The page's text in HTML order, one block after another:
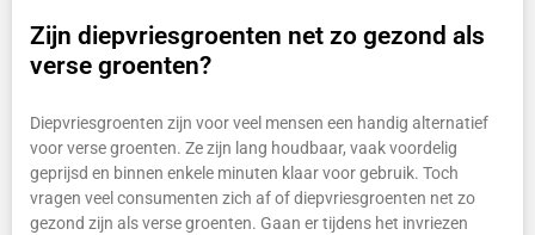
Zijn diepvriesgroenten net zo gezond als
verse groenten?
Diepvriesgroenten zijn voor veel mensen een handig alternatief
voor verse groenten. Ze zijn lang houdbaar, vaak voordelig
geprijsd en binnen enkele minuten klaar voor gebruik. Toch
vragen veel consumenten zich af of diepvriesgroenten net zo
gezond zijn als verse groenten. Gaan er tijdens het invriezen